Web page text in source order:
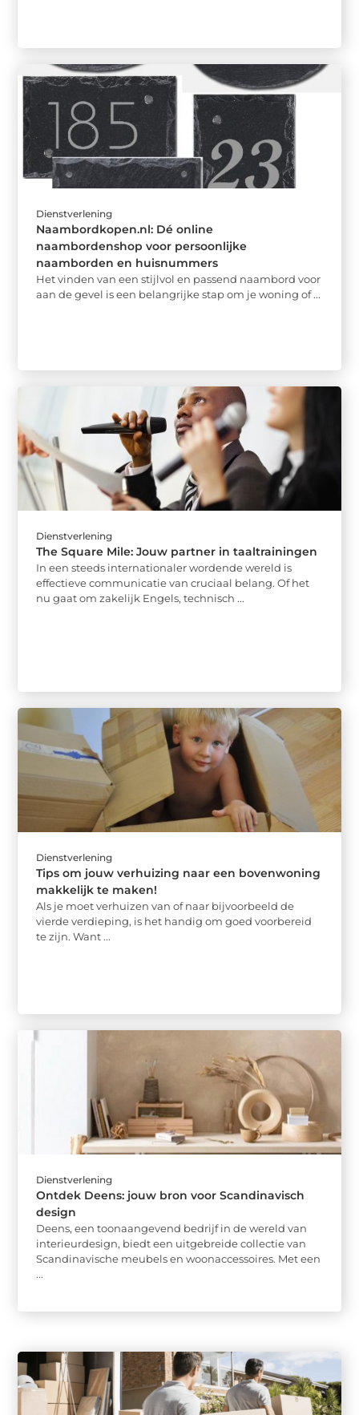
Dienstverlening
Naambordkopen.nl: Dé online
naambordenshop voor persoonlijke
naamborden en huisnummers
Het vinden van een stijlvol en passend naambord voor
aan de gevel is een belangrijke stap om je woning of ...
Dienstverlening
The Square Mile: Jouw partner in taaltrainingen
In een steeds internationaler wordende wereld is
effectieve communicatie van cruciaal belang. Of het
nu gaat om zakelijk Engels, technisch ...
Dienstverlening
Tips om jouw verhuizing naar een bovenwoning
makkelijk te maken!
Als je moet verhuizen van of naar bijvoorbeeld de
vierde verdieping, is het handig om goed voorbereid
te zijn. Want ...
Dienstverlening
Ontdek Deens: jouw bron voor Scandinavisch
design
Deens, een toonaangevend bedrijf in de wereld van
interieurdesign, biedt een uitgebreide collectie van
Scandinavische meubels en woonaccessoires. Met een
...